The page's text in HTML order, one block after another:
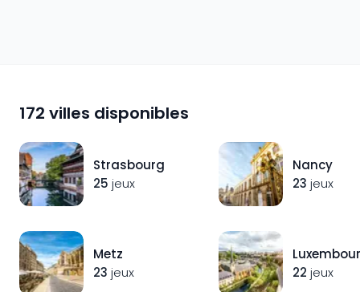
172 villes disponibles
Strasbourg
25 jeux
Metz
23 jeux
Nancy
23 jeux
22 jeux